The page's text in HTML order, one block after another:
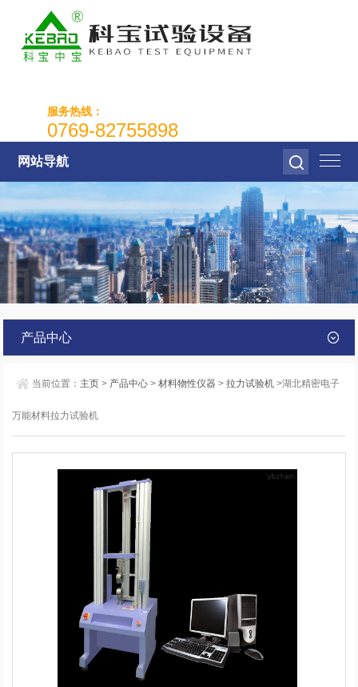
服务热线：
0769-82755898
网站导航
产品中心
当前位置： 主页 > 产品中心 >材料物性仪器 >拉力试验机 >湖北精密电子
万能材料拉力试验机